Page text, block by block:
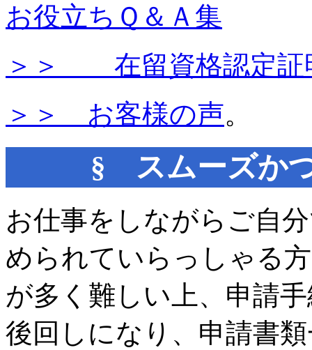
お役立ちＱ＆Ａ集
＞＞ 在留資格認定証
＞＞ お客様の声。
§ スムーズか
お仕事をしながらご自
められていらっしゃる
が多く難しい上、申請
後回しになり、申請書